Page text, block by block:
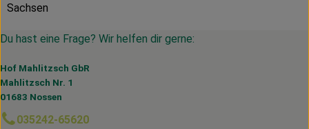
Sachsen
Du hast eine Frage? Wir helfen dir gerne:
Hof Mahlitzsch GbR
Mahlitzsch Nr. 1
01683 Nossen
035242-65620